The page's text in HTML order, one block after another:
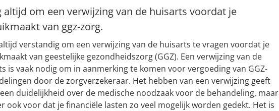
altijd om een verwijzing van de huisarts voordat je
van ggz-zorg.
verstandig om een verwijzing van de huisarts te vragen voordat je
van geestelijke gezondheidszorg (GGZ). Een verwijzing van de
is vaak nodig om in aanmerking te komen voor vergoeding van GGZ-
door de zorgverzekeraar. Het hebben van een verwijzing geeft
duidelijkheid over de medische noodzaak voor de behandeling, maar
ook voor dat je financiële lasten zo veel mogelijk worden gedekt. Het is